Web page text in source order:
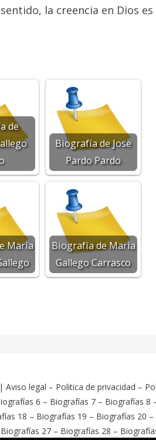
la creencia en Dios es
de
Biografía de Jose
Pardo Pardo
Maria
Biografía de Maria
Gallego Carrasco
Aviso legal – Politica de privacidad –
6 – Biografías 7 – Biografías 8
18 – Biografías 19 – Biografías 20 –
Biografías 27 – Biografías 28 –